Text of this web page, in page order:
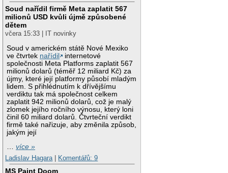
Soud nařídil firmě Meta zaplatit 567
milionů USD kvůli újmě způsobené
dětem
včera 15:33 | IT novinky
Soud v americkém státě Nové Mexiko
ve čtvrtek nařídil
internetové
společnosti Meta Platforms zaplatit 567
milionů dolarů (téměř 12 miliard Kč) za
újmy, které její platformy působí mladým
lidem. S přihlédnutím k dřívějšímu
verdiktu tak má společnost celkem
zaplatit 942 milionů dolarů, což je malý
zlomek jejího ročního výnosu, který loni
činil 60 miliard dolarů. Čtvrteční verdikt
firmě také nařizuje, aby změnila způsob,
jakým její
…více »
Ladislav Hagara
Komentářů: 9
MS Paint Doom